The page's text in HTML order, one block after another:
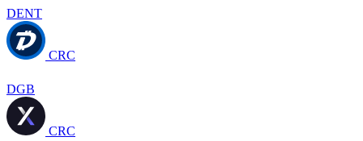
DENT
CRC
DGB
CRC